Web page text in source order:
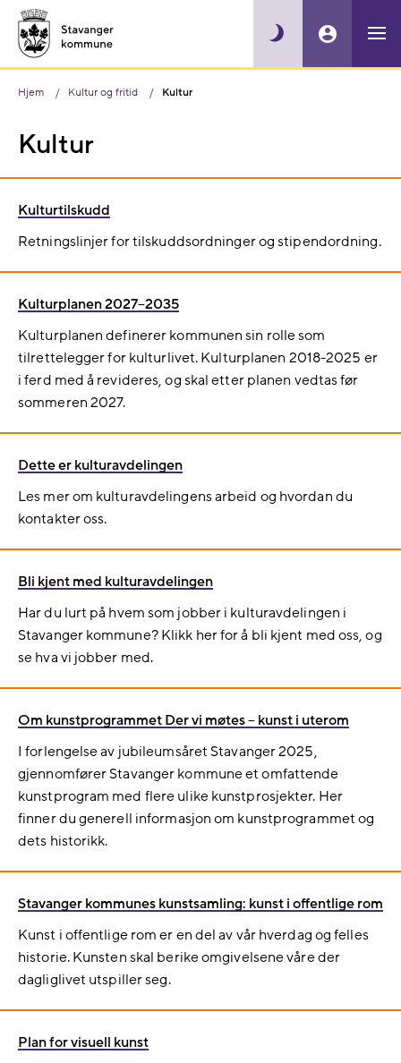
Hjem Kultur og fritid Kultur
Kultur
Kulturtilskudd
Retningslinjer for tilskuddsordninger og stipendordning.
Kulturplanen 2027–2035
Kulturplanen definerer kommunen sin rolle som
tilrettelegger for kulturlivet. Kulturplanen 2018-2025 er
i ferd med å revideres, og skal etter planen vedtas før
sommeren 2027.
Dette er kulturavdelingen
Les mer om kulturavdelingens arbeid og hvordan du
kontakter oss.
Bli kjent med kulturavdelingen
Har du lurt på hvem som jobber i kulturavdelingen i
Stavanger kommune? Klikk her for å bli kjent med oss, og
se hva vi jobber med.
Om kunstprogrammet Der vi møtes – kunst i uterom
I forlengelse av jubileumsåret Stavanger 2025,
gjennomfører Stavanger kommune et omfattende
kunstprogram med flere ulike kunstprosjekter. Her
finner du generell informasjon om kunstprogrammet og
dets historikk.
Stavanger kommunes kunstsamling: kunst i offentlige rom
Kunst i offentlige rom er en del av vår hverdag og felles
historie. Kunsten skal berike omgivelsene våre der
dagliglivet utspiller seg.
Plan for visuell kunst